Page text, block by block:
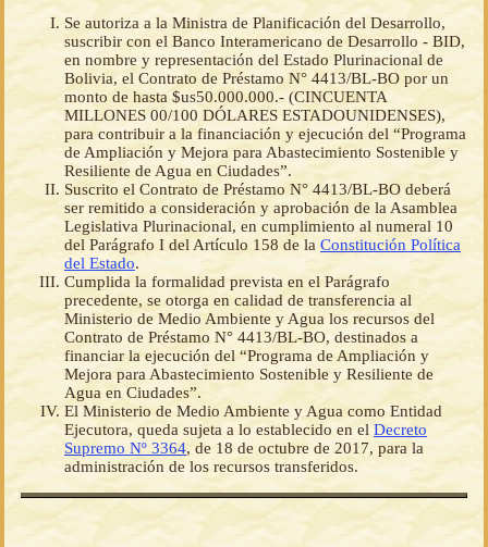
Se autoriza a la Ministra de Planificación del Desarrollo,
suscribir con el Banco Interamericano de Desarrollo - BID,
en nombre y representación del Estado Plurinacional de
Bolivia, el Contrato de Préstamo N° 4413/BL-BO por un
monto de hasta $us50.000.000.- (CINCUENTA
MILLONES 00/100 DÓLARES ESTADOUNIDENSES),
para contribuir a la financiación y ejecución del “Programa
de Ampliación y Mejora para Abastecimiento Sostenible y
Resiliente de Agua en Ciudades”.
Suscrito el Contrato de Préstamo N° 4413/BL-BO deberá
ser remitido a consideración y aprobación de la Asamblea
Legislativa Plurinacional, en cumplimiento al numeral 10
del Parágrafo I del Artículo 158 de la Constitución Política
del Estado.
Cumplida la formalidad prevista en el Parágrafo
precedente, se otorga en calidad de transferencia al
Ministerio de Medio Ambiente y Agua los recursos del
Contrato de Préstamo N° 4413/BL-BO, destinados a
financiar la ejecución del “Programa de Ampliación y
Mejora para Abastecimiento Sostenible y Resiliente de
Agua en Ciudades”.
El Ministerio de Medio Ambiente y Agua como Entidad
Ejecutora, queda sujeta a lo establecido en el Decreto
Supremo Nº 3364, de 18 de octubre de 2017, para la
administración de los recursos transferidos.